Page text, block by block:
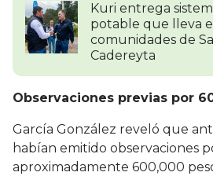
Kuri entrega
potable que lleva
comunidades de
Cadereyta
Observaciones previas por
García González reveló que
habían emitido observaciones
aproximadamente 600,000